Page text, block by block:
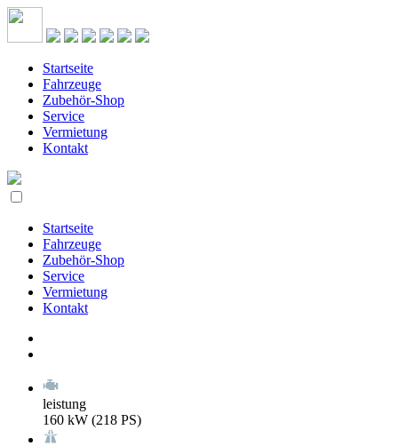
Startseite
Fahrzeuge
Zubehör-Shop
Service
Vermietung
Kontakt
Startseite
Fahrzeuge
Zubehör-Shop
Service
Vermietung
Kontakt
leistung
160 kW (218 PS)